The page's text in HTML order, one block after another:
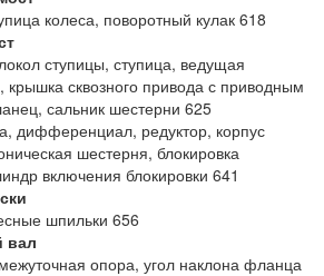
колеса, поворотный кулак 618
ступицы, ступица, ведущая
крышка сквозного привода с приводным
сальник шестерни 625
дифференциал, редуктор, корпус
шестерня, блокировка
включения блокировки 641
шпильки 656
вал
опора, угол наклона фланца